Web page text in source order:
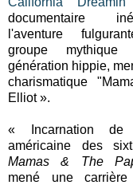
documentaire
l'aventure
groupe
génération hippie,
charismatique
Elliot ».
« Incarnation de
américaine des
Mamas & The
mené une